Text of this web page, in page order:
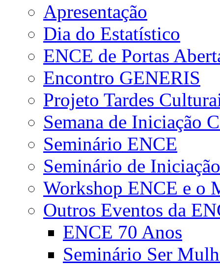
Apresentação
Dia do Estatístico
ENCE de Portas
Encontro GENERIS
Projeto Tardes
Semana de Iniciação
Seminário ENCE
Seminário de
Workshop ENCE e o
Outros Eventos da
ENCE 70 Anos
Seminário Ser